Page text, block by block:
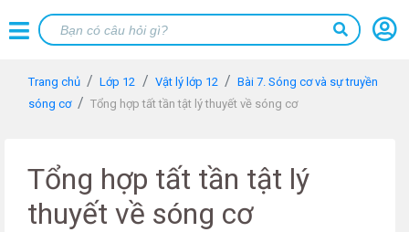
Trang chủ Lớp 12 Vật lý lớp 12
Bài 7. Sóng cơ và sự truyền
sóng cơ
Tổng hợp tất tần tật lý thuyết về sóng cơ
Tổng hợp tất tần tật lý
thuyết về sóng cơ